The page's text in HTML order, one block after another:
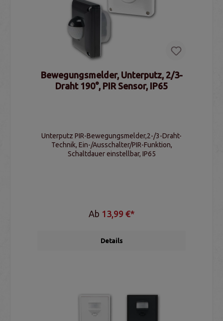
Bewegungsmelder, Unterputz, 2/3-
Draht 190°, PIR Sensor, IP65
Unterputz PIR-Bewegungsmelder,2-/3-Draht-
Technik, Ein-/Ausschalter/PIR-Funktion,
Schaltdauer einstellbar, IP65
Ab 13,99 €*
Details